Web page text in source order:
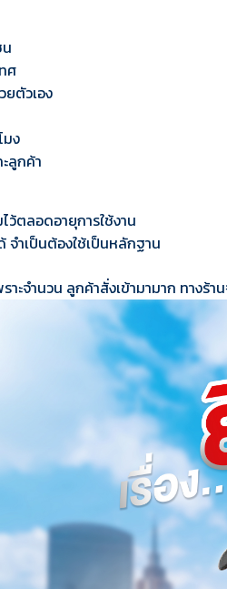
ศ
ยตัวเอง
มง
ลูกค้า
ตลอดอายุการใช้งาน
ำเป็นต้องใช้เป็นหลักฐาน
าะจำนวน ลูกค้าสั่งเข้ามามาก ทางร้า